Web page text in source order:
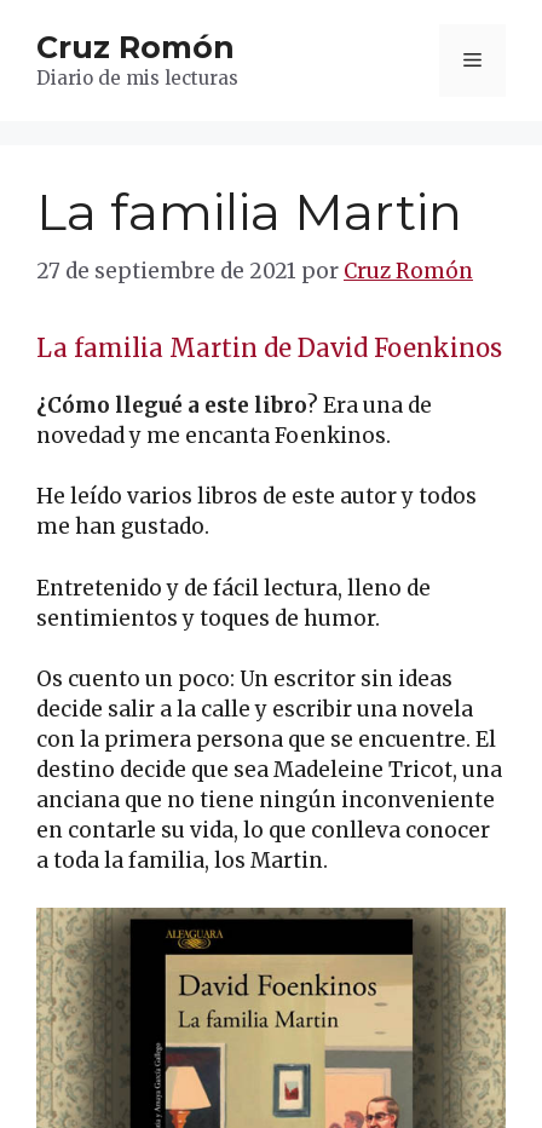
contenido
Cruz Romón
Diario de mis lecturas
Menú
La familia Martin
27 de septiembre de 2021 por Cruz Romón
La familia Martin de David Foenkinos
¿Cómo llegué a este libro? Era una de
novedad y me encanta Foenkinos.
He leído varios libros de este autor y todos
me han gustado.
Entretenido y de fácil lectura, lleno de
sentimientos y toques de humor.
Os cuento un poco: Un escritor sin ideas
decide salir a la calle y escribir una novela
con la primera persona que se encuentre. El
destino decide que sea Madeleine Tricot, una
anciana que no tiene ningún inconveniente
en contarle su vida, lo que conlleva conocer
a toda la familia, los Martin.